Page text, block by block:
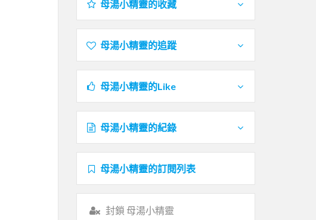
母湯小精靈的收藏
母湯小精靈的追蹤
母湯小精靈的Like
母湯小精靈的紀錄
母湯小精靈的訂閱列表
封鎖 母湯小精靈